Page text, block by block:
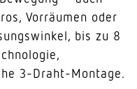
Vorräumen oder
bis zu 8
3-Draht-Montage.